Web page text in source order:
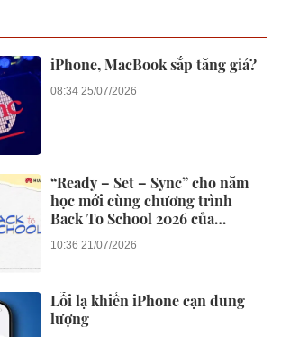
iPhone, MacBook sắp tăng giá?
08:34 25/07/2026
“Ready – Set – Sync” cho năm
học mới cùng chương trình
Back To School 2026 của
Huawei
10:36 21/07/2026
Lỗi lạ khiến iPhone cạn dung
lượng